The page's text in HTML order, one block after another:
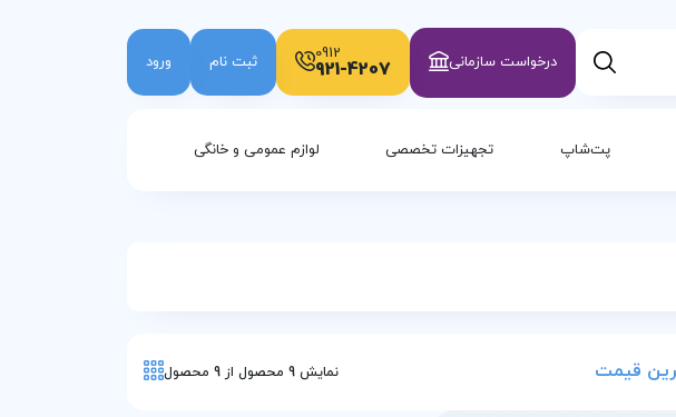
درخواست سازمانی 0912
921-4207 ثبت نام ورود
پت‌شاپ تجهیزات تخصصی لوازم عمومی و خانگی
نمایش 9 محصول از 9 محصول